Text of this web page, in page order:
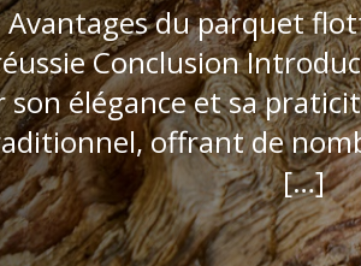
du parquet
Conclusion
élégance et sa
offrant de
[…]